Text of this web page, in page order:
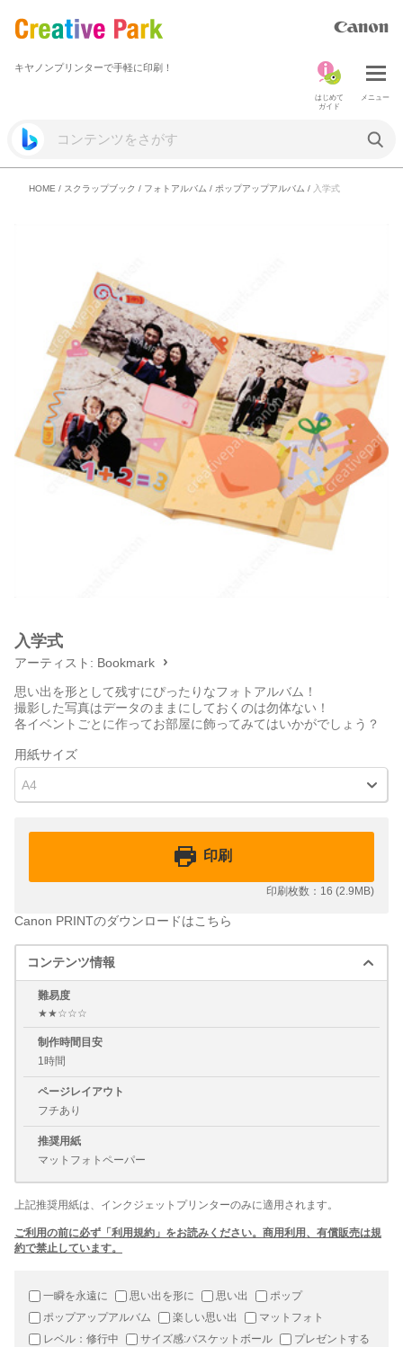
キヤノンプリンターで手軽に印刷！
メニュー
はじめて
ガイド
HOME / スクラップブック / フォトアルバム / ポップアップアルバム / 入学式
入学式
アーティスト: Bookmark
思い出を形として残すにぴったりなフォトアルバム！
撮影した写真はデータのままにしておくのは勿体ない！
各イベントごとに作ってお部屋に飾ってみてはいかがでしょう？
用紙サイズ
A4
印刷
印刷枚数：16 (2.9MB)
Canon PRINTのダウンロードはこちら
コンテンツ情報
難易度
★★☆☆☆
制作時間目安
1時間
ページレイアウト
フチあり
推奨用紙
マットフォトペーパー
上記推奨用紙は、インクジェットプリンターのみに適用されます。
ご利用の前に必ず「利用規約」をお読みください。商用利用、有償販売は規
約で禁止しています。
一瞬を永遠に 思い出を形に 思い出
ポップ
ポップアップアルバム
楽しい思い出
マットフォト
レベル：修行中
サイズ感:バスケットボール
プレゼントする